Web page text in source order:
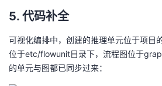
5. 代码补全
可视化编排中，创建的推理单元位于项目
位于etc/flowunit目录下，流程图位于
的单元与图都已同步过来：